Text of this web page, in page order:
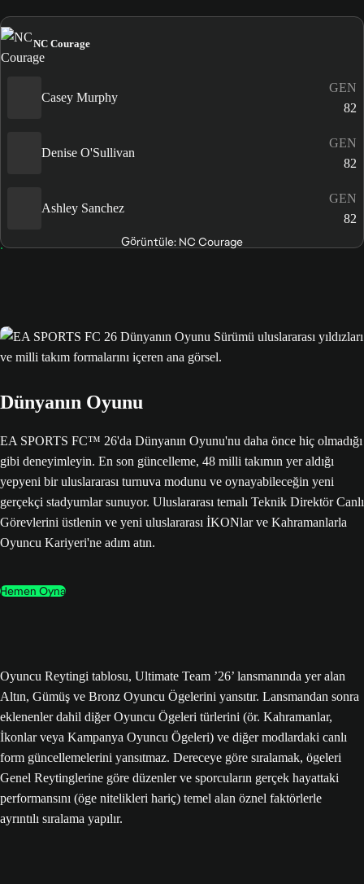
NC Courage
Casey Murphy
GEN
82
Denise O'Sullivan
GEN
82
Ashley Sanchez
GEN
82
Görüntüle: NC Courage
Dünyanın Oyunu
EA SPORTS FC™ 26'da Dünyanın Oyunu'nu daha önce hiç olmadığı
gibi deneyimleyin. En son güncelleme, 48 milli takımın yer aldığı
yepyeni bir uluslararası turnuva modunu ve oynayabileceğin yeni
gerçekçi stadyumlar sunuyor. Uluslararası temalı Teknik Direktör Canlı
Görevlerini üstlenin ve yeni uluslararası İKONlar ve Kahramanlarla
Oyuncu Kariyeri'ne adım atın.
Hemen Oyna
Oyuncu Reytingi tablosu, Ultimate Team ’26’ lansmanında yer alan
Altın, Gümüş ve Bronz Oyuncu Ögelerini yansıtır. Lansmandan sonra
eklenenler dahil diğer Oyuncu Ögeleri türlerini (ör. Kahramanlar,
İkonlar veya Kampanya Oyuncu Ögeleri) ve diğer modlardaki canlı
form güncellemelerini yansıtmaz. Dereceye göre sıralamak, ögeleri
Genel Reytinglerine göre düzenler ve sporcuların gerçek hayattaki
performansını (öge nitelikleri hariç) temel alan öznel faktörlerle
ayrıntılı sıralama yapılır.